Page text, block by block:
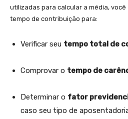
utilizadas para calcular a média,
tempo de contribuição para:
Verificar seu tempo total de
Comprovar o tempo de
Determinar o fator
caso seu tipo de